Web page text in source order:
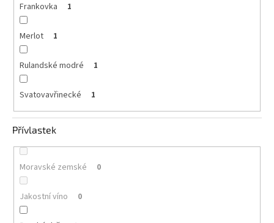
Frankovka 1
Merlot 1
Rulandské modré 1
Svatovavřinecké 1
Přívlastek
Moravské zemské 0
Jakostní víno 0